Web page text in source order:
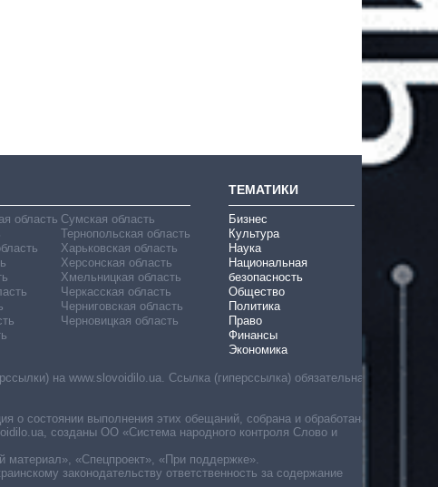
область Сумская область
Тернопольская область
Харьковская область
Херсонская область
Хмельницкая область
Черкасская область
Черниговская область
Черновицкая область
ТЕМАТИКИ
Бизнес
Культура
Наука
Национальная
безопасность
Общество
Политика
Право
Финансы
Экономика
на www.slovoidilo.ua. Ссылка (гиперссылка) обязательна
состоянии выполнения этих обещаний, собрана и обработана
созданы ОО «Система народного контроля Слово и
материал», «Спецпроект», «При поддержке».
законодательству ответственность за содержание